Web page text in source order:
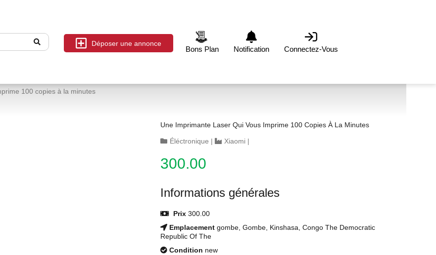
Déposer une annonce
Bons Plan Notification Connectez-Vous
100 copies à la minutes
Une Imprimante Laser Qui Vous Imprime 100 Copies À La Minutes
Éléctronique | Xiaomi |
300.00
Informations générales
Prix 300.00
Emplacement gombe, Gombe, Kinshasa, Congo The Democratic
Republic Of The
Condition new